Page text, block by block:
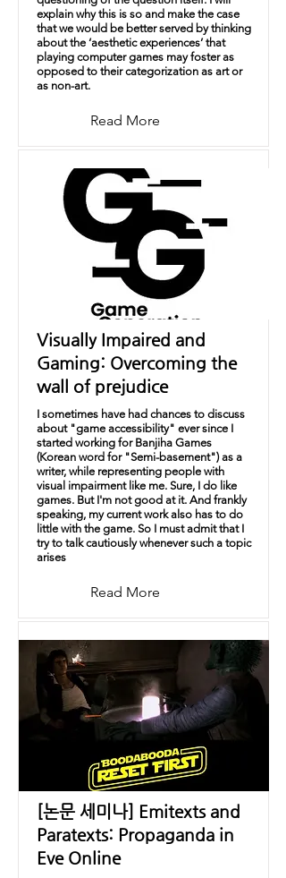
explain why this is so and make the case
that we would be better served by thinking
about the ‘aesthetic experiences’ that
playing computer games may foster as
opposed to their categorization as art or
as non-art.
Read More
Visually Impaired and
Gaming: Overcoming the
wall of prejudice
I sometimes have had chances to discuss
about "game accessibility" ever since I
started working for Banjiha Games
(Korean word for "Semi-basement") as a
writer, while representing people with
visual impairment like me. Sure, I do like
games. But I'm not good at it. And frankly
speaking, my current work also has to do
little with the game. So I must admit that I
try to talk cautiously whenever such a topic
arises
Read More
[논문 세미나] Emitexts and
Paratexts: Propaganda in
Eve Online